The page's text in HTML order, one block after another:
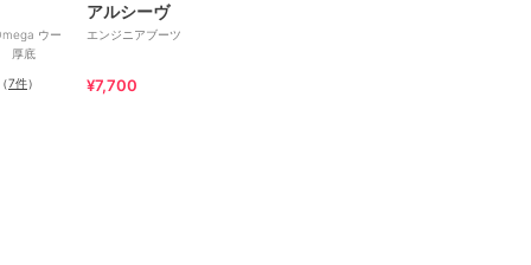
ウー
厚底
7件）
アルシーヴ
エンジニアブーツ
¥7,700